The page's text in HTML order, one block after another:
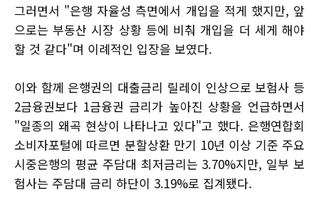
그러면서 "은행 자율성 측면에서 개입을 적게 했지만, 앞
으로는 부동산 시장 상황 등에 비춰 개입을 더 세게 해야
할 것 같다"며 이례적인 입장을 보였다.
이와 함께 은행권의 대출금리 릴레이 인상으로 보험사 등
2금융권보다 1금융권 금리가 높아진 상황을 언급하면서
"일종의 왜곡 현상이 나타나고 있다"고 했다. 은행연합회
소비자포털에 따르면 분할상환 만기 10년 이상 기준 주요
시중은행의 평균 주담대 최저금리는 3.70%지만, 일부 보
험사는 주담대 금리 하단이 3.19%로 집계됐다.